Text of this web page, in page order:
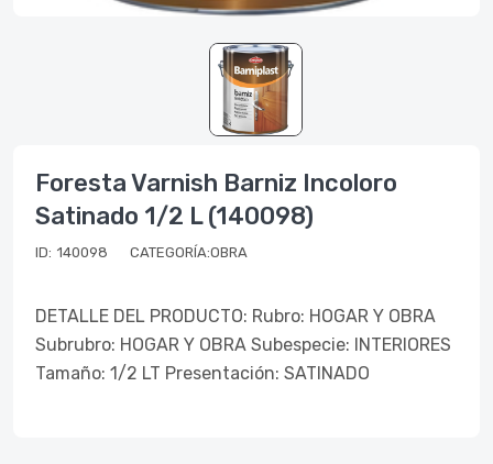
Foresta Varnish Barniz Incoloro
Satinado 1/2 L (140098)
ID: 140098 CATEGORÍA:OBRA
DETALLE DEL PRODUCTO: Rubro: HOGAR Y OBRA
Subrubro: HOGAR Y OBRA Subespecie: INTERIORES
Tamaño: 1/2 LT Presentación: SATINADO